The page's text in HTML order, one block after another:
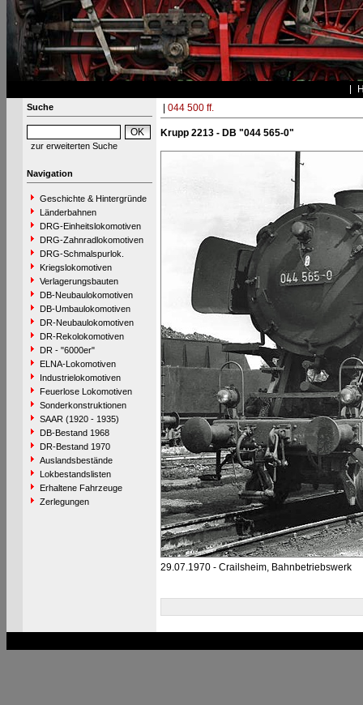
Suche
zur erweiterten Suche
Navigation
Geschichte & Hintergründe
Länderbahnen
DRG-Einheitslokomotiven
DRG-Zahnradlokomotiven
DRG-Schmalspurlok.
Kriegslokomotiven
Verlagerungsbauten
DB-Neubaulokomotiven
DB-Umbaulokomotiven
DR-Neubaulokomotiven
DR-Rekolokomotiven
DR - "6000er"
ELNA-Lokomotiven
Industrielokomotiven
Feuerlose Lokomotiven
Sonderkonstruktionen
SAAR (1920 - 1935)
DB-Bestand 1968
DR-Bestand 1970
Auslandsbestände
Lokbestandslisten
Erhaltene Fahrzeuge
Zerlegungen
044 500 ff.
Krupp 2213 - DB "044 565-0"
29.07.1970 - Crailsheim, Bahnbetriebswerk